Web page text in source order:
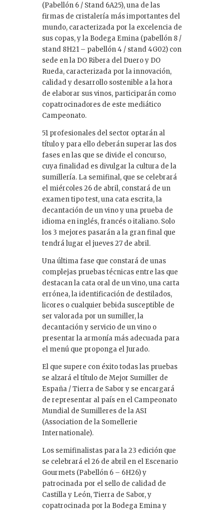
(Pabellón 6 / Stand 6A25), una de las
firmas de cristalería más importantes del
mundo, caracterizada por la excelencia de
sus copas, y la Bodega Emina (pabellón 8 /
stand 8H21 – pabellón 4 / stand 4G02) con
sede en la DO Ribera del Duero y DO
Rueda, caracterizada por la innovación,
calidad y desarrollo sostenible a la hora
de elaborar sus vinos, participarán como
copatrocinadores de este mediático
Campeonato.
51 profesionales del sector optarán al
título y para ello deberán superar las dos
fases en las que se divide el concurso,
cuya finalidad es divulgar la cultura de la
sumillería. La semifinal, que se celebrará
el miércoles 26 de abril, constará de un
examen tipo test, una cata escrita, la
decantación de un vino y una prueba de
idioma en inglés, francés o italiano. Solo
los 3 mejores pasarán a la gran final que
tendrá lugar el jueves 27 de abril.
Una última fase que constará de unas
complejas pruebas técnicas entre las que
destacan la cata oral de un vino, una carta
errónea, la identificación de destilados,
licores o cualquier bebida susceptible de
ser valorada por un sumiller, la
decantación y servicio de un vino o
presentar la armonía más adecuada para
el menú que proponga el Jurado.
El que supere con éxito todas las pruebas
se alzará el título de Mejor Sumiller de
España / Tierra de Sabor y se encargará
de representar al país en el Campeonato
Mundial de Sumilleres de la ASI
(Association de la Somellerie
Internationale).
Los semifinalistas para la 23 edición que
se celebrará el 26 de abril en el Escenario
Gourmets (Pabellón 6 – 6H26) y
patrocinada por el sello de calidad de
Castilla y León, Tierra de Sabor, y
copatrocinada por la Bodega Emina y